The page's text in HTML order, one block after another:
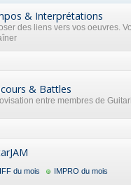
& Interprétations
des liens vers vos oeuvres.
& Battles
entre membres de
du mois IMPRO du mois